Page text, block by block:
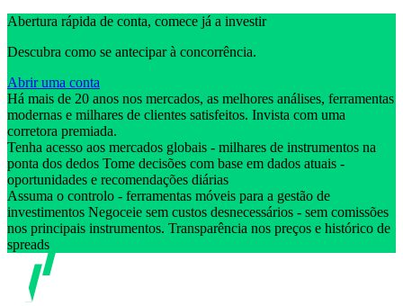
Abertura rápida de conta, comece já a investir
Descubra como se antecipar à concorrência.
Abrir uma conta
Há mais de 20 anos nos mercados, as melhores análises, ferramentas
modernas e milhares de clientes satisfeitos. Invista com uma
corretora premiada.
Tenha acesso aos mercados globais - milhares de instrumentos na
ponta dos dedos Tome decisões com base em dados atuais -
oportunidades e recomendações diárias
Assuma o controlo - ferramentas móveis para a gestão de
investimentos Negoceie sem custos desnecessários - sem comissões
nos principais instrumentos. Transparência nos preços e histórico de
spreads